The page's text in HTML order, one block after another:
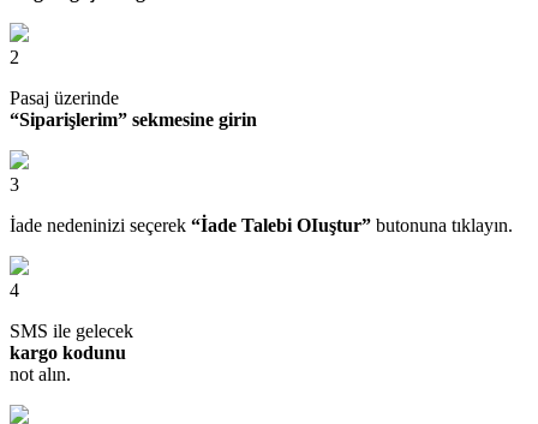
2
Pasaj üzerinde
“Siparişlerim” sekmesine girin
3
İade nedeninizi seçerek “İade Talebi OIuştur” butonuna tıklayın.
4
SMS ile gelecek
kargo kodunu
not alın.